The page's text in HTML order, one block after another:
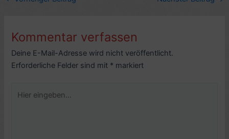
Kommentar verfassen
Deine E-Mail-Adresse wird nicht veröffentlicht.
Erforderliche Felder sind mit * markiert
eingeben…